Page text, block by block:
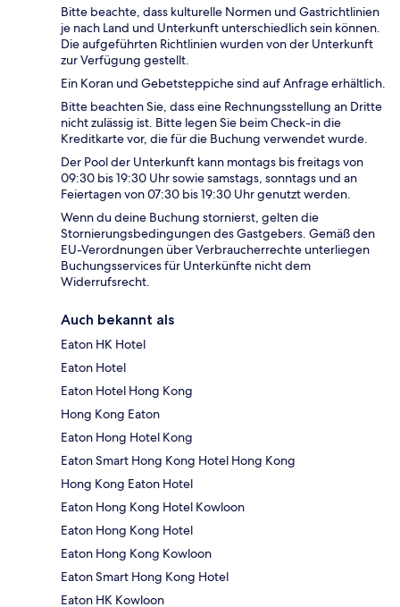
Bitte beachte, dass kulturelle Normen und Gastrichtlinien
je nach Land und Unterkunft unterschiedlich sein können.
Die aufgeführten Richtlinien wurden von der Unterkunft
zur Verfügung gestellt.
Ein Koran und Gebetsteppiche sind auf Anfrage erhältlich.
Bitte beachten Sie, dass eine Rechnungsstellung an Dritte
nicht zulässig ist. Bitte legen Sie beim Check-in die
Kreditkarte vor, die für die Buchung verwendet wurde.
Der Pool der Unterkunft kann montags bis freitags von
09:30 bis 19:30 Uhr sowie samstags, sonntags und an
Feiertagen von 07:30 bis 19:30 Uhr genutzt werden.
Wenn du deine Buchung stornierst, gelten die
Stornierungsbedingungen des Gastgebers. Gemäß den
EU-Verordnungen über Verbraucherrechte unterliegen
Buchungsservices für Unterkünfte nicht dem
Widerrufsrecht.
Auch bekannt als
Eaton HK Hotel
Eaton Hotel
Eaton Hotel Hong Kong
Hong Kong Eaton
Eaton Hong Hotel Kong
Eaton Smart Hong Kong Hotel Hong Kong
Hong Kong Eaton Hotel
Eaton Hong Kong Hotel Kowloon
Eaton Hong Kong Hotel
Eaton Hong Kong Kowloon
Eaton Smart Hong Kong Hotel
Eaton HK Kowloon